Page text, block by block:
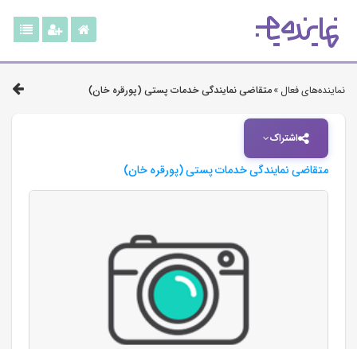
نماینده‌های فعال »متقاضی نمایندگی خدمات پستی (پورقره خان)
اشتراک
متقاضی نمایندگی خدمات پستی (پورقره خان)